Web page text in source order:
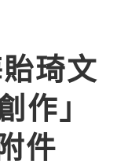
琦文
作」
件